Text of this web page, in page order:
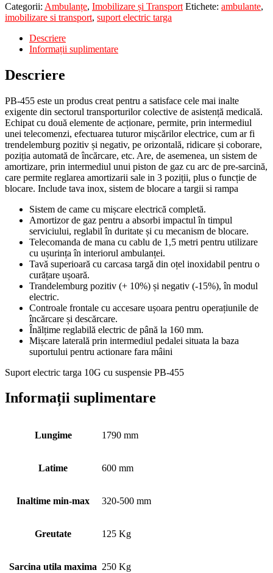
Categorii: Ambulanțe, Imobilizare și Transport Etichete: ambulante,
imobilizare si transport, suport electric targa
Descriere
Informații suplimentare
Descriere
PB-455 este un produs creat pentru a satisface cele mai inalte
exigente din sectorul transporturilor colective de asistență medicală.
Echipat cu două elemente de acționare, permite, prin intermediul
unei telecomenzi, efectuarea tuturor mișcărilor electrice, cum ar fi
trendelemburg pozitiv și negativ, pe orizontală, ridicare și coborare,
poziția automată de încărcare, etc. Are, de asemenea, un sistem de
amortizare, prin intermediul unui piston de gaz cu arc de pre-sarcină,
care permite reglarea amortizarii sale in 3 poziții, plus o funcție de
blocare. Include tava inox, sistem de blocare a targii si rampa
Sistem de came cu mișcare electrică completă.
Amortizor de gaz pentru a absorbi impactul în timpul
serviciului, reglabil în duritate și cu mecanism de blocare.
Telecomanda de mana cu cablu de 1,5 metri pentru utilizare
cu ușurința în interiorul ambulanței.
Tavă superioară cu carcasa targă din oțel inoxidabil pentru o
curățare ușoară.
Trandelemburg pozitiv (+ 10%) și negativ (-15%), în modul
electric.
Controale frontale cu accesare ușoara pentru operațiunile de
încărcare și descărcare.
Înălțime reglabilă electric de până la 160 mm.
Mișcare laterală prin intermediul pedalei situata la baza
suportului pentru actionare fara mâini
Suport electric targa 10G cu suspensie PB-455
Informații suplimentare
Lungime 1790 mm
Latime 600 mm
Inaltime min-max 320-500 mm
Greutate 125 Kg
Sarcina utila maxima 250 Kg